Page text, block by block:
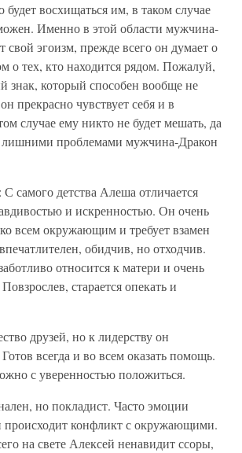
будет восхищаться им, в таком случае
Именно в этой области мужчина-
свой эгоизм, прежде всего он думает о
о тех, кто находится рядом. Пожалуй,
знак, который способен вообще не
прекрасно чувствует себя и в
случае ему никто не будет мешать, да
лишними проблемами мужчина-Дракон
: С самого детства Алеша отличается
и искренностью. Он очень
всем окружающим и требует взамен
обидчив, но отходчив.
относится к матери и очень
старается опекать и
друзей, но к лидерству он
всегда и во всем оказать помощь.
с уверенностью положиться.
но покладист. Часто эмоции
конфликт с окружающими.
на свете Алексей ненавидит ссоры,